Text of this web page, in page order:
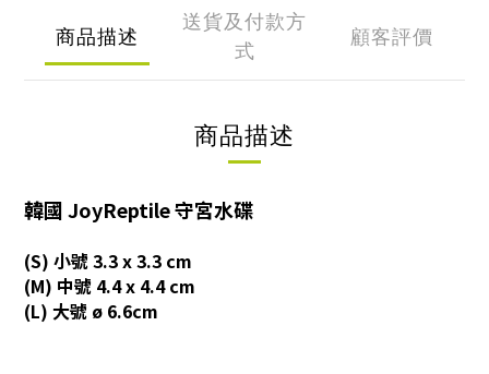
商品描述
送貨及付款方
式
顧客評價
商品描述
韓國 JoyReptile 守宮水碟
(S) 小號 3.3 x 3.3 cm
(M) 中號 4.4 x 4.4 cm
(L) 大號 ø 6.6cm